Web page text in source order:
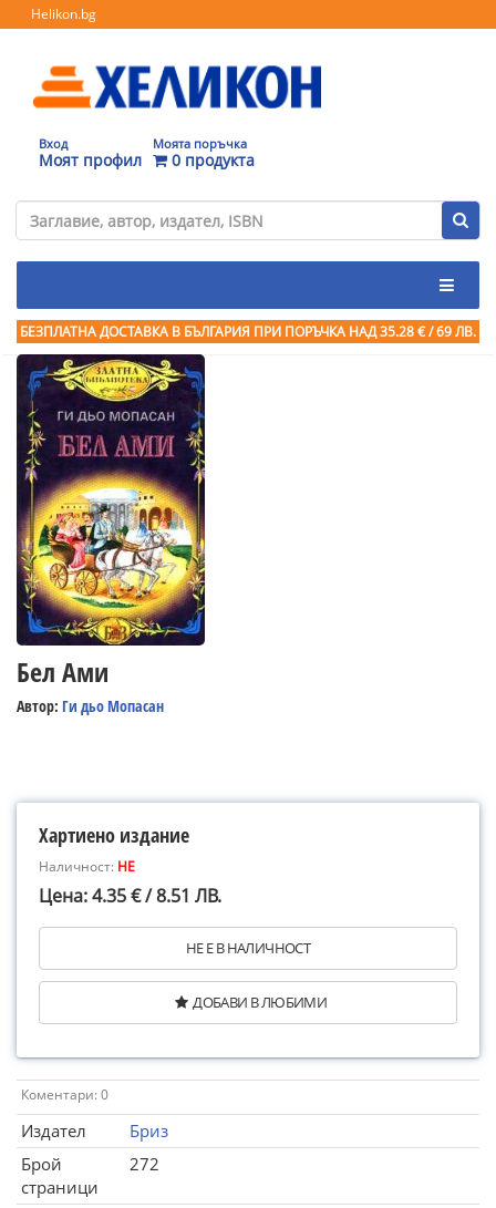
Helikon.bg
Вход
Моят профил
Моята поръчка
0 продукта
БЕЗПЛАТНА ДОСТАВКА В БЪЛГАРИЯ ПРИ ПОРЪЧКА НАД 35.28 € / 69 ЛВ.
Бел Ами
Автор: Ги дьо Мопасан
Хартиено издание
Наличност: НЕ
Цена: 4.35 € / 8.51 ЛВ.
НЕ Е В НАЛИЧНОСТ
ДОБАВИ В ЛЮБИМИ
Коментари: 0
Издател
Бриз
Брой
страници
272